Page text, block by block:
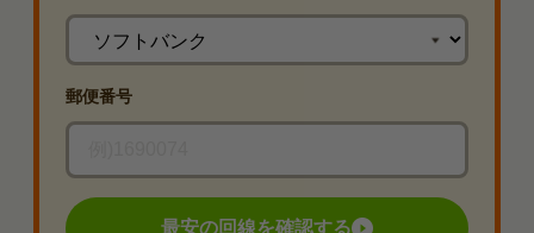
郵便番号
最安の回線を確認する